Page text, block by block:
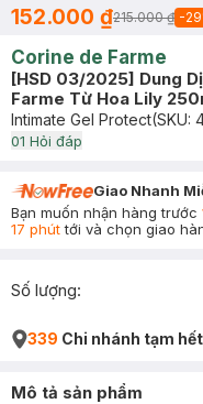
152.000 ₫215.000 ₫ -29
Corine de Farme
[HSD 03/2025] Dung
Farme Từ Hoa Lily
Intimate Gel Protect(SKU:
01 Hỏi đáp
Giao Nhanh
Bạn muốn nhận hàng trước
17 phúttới và chọn giao
Số lượng:
339 Chi nhánh tạm
Mô tả sản phẩm